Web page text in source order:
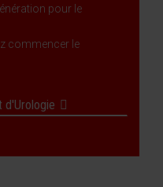
pour le
commencer le
d'Urologie